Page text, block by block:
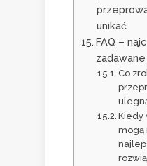
unikać
FAQ –
Co
Kiedy
mogą